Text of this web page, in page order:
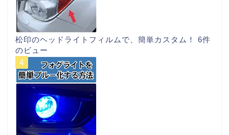
松印のヘッドライトフィルムで、簡単カスタム！ 6件
のビュー